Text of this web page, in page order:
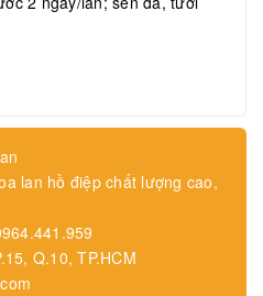
lan hồ điệp chất lượng cao,
Q.10, TP.HCM